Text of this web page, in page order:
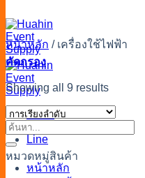
Menu
Catalog
Line
หน้าหลัก
หน้าหลัก /เครื่องใช้ไฟฟ้า
คัดกรอง
Showing all 9 results
ค้นหา:
หมวดหมู่สินค้า